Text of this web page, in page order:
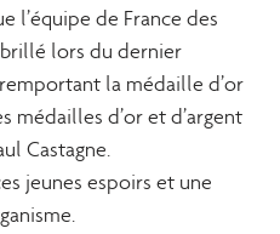
l’équipe de France des
brillé lors du dernier
la médaille d’or
médailles d’or et d’argent
Castagne.
jeunes espoirs et une